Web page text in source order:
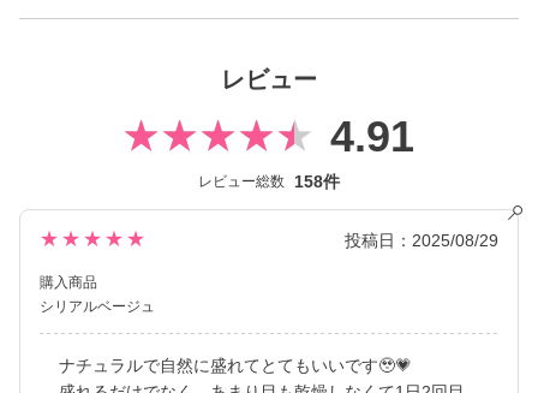
ト部分が固定されるのでいつでも安定して盛れる♡
トレンド感あふれるカラーラインナップで、リアルでもSNSでも
※ 軸固定技術を利用することでレンズの回転を抑え定位置で安定
させます。
レビュー
4.91
レビュー総数 158件
★★★★★ 投稿日：2025/08/29
購入商品
シリアルベージュ
ナチュラルで自然に盛れてとてもいいです🥹‪💗